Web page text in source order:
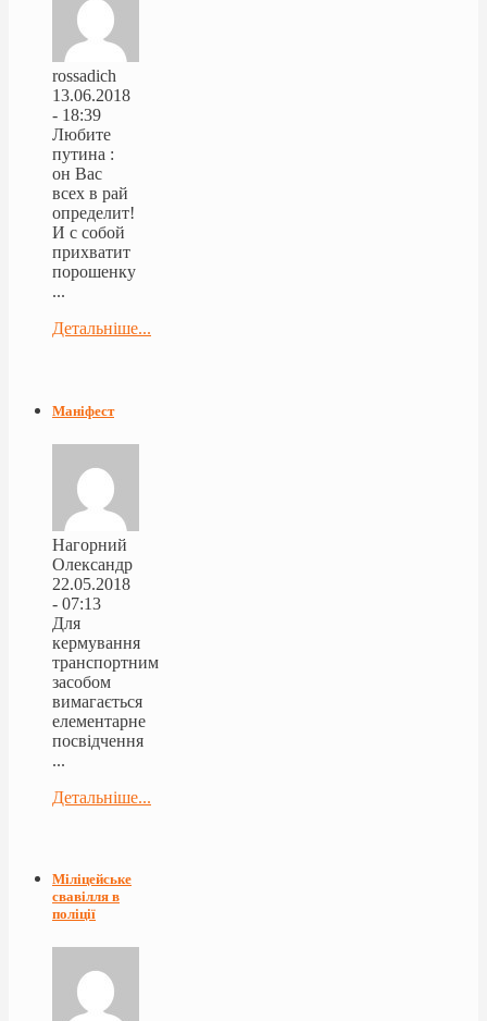
rossadich
13.06.2018
- 18:39
Любите
путина :
он Вас
всех в рай
определит!
И с собой
прихватит
порошенку
...
Детальніше...
Маніфест
Нагорний
Олександр
22.05.2018
- 07:13
Для
кермування
транспортним
засобом
вимагається
елементарне
посвідчення
...
Детальніше...
Міліцейське
свавілля в
поліції